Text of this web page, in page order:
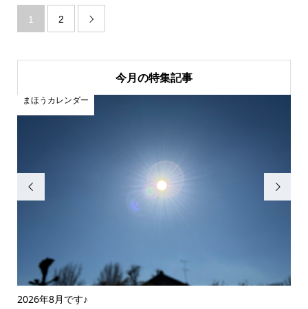
1 2 
今月の特集記事

2026年8月です♪
まほうカレンダー
